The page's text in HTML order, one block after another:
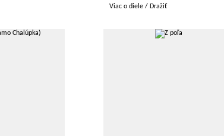
Viac o diele / Dražiť